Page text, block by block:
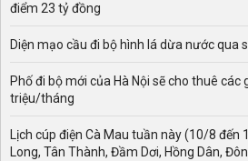
điểm 23 tỷ đồng
Diện mạo cầu đi bộ hình lá dừa nước qua
Phố đi bộ mới của Hà Nội sẽ cho thuê các
triệu/tháng
Lịch cúp điện Cà Mau tuần này (10/8 đến
Long, Tân Thành, Đầm Dơi, Hồng Dân,